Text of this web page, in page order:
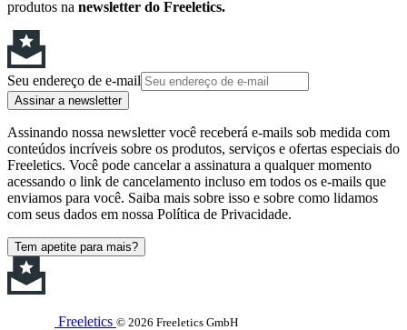
produtos na newsletter do Freeletics.
Seu endereço de e-mail
Assinar a newsletter
Assinando nossa newsletter você receberá e-mails sob medida com
conteúdos incríveis sobre os produtos, serviços e ofertas especiais do
Freeletics. Você pode cancelar a assinatura a qualquer momento
acessando o link de cancelamento incluso em todos os e-mails que
enviamos para você. Saiba mais sobre isso e sobre como lidamos
com seus dados em nossa Política de Privacidade.
Tem apetite para mais?
Freeletics © 2026 Freeletics GmbH